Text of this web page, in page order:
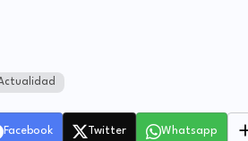
Facebook Twitter Whatsapp